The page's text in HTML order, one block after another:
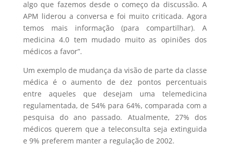
algo que fazemos desde o começo da discussão. A
APM liderou a conversa e foi muito criticada. Agora
temos mais informação (para compartilhar). A
medicina 4.0 tem mudado muito as opiniões dos
médicos a favor”.
Um exemplo de mudança da visão de parte da classe
médica é o aumento de dez pontos percentuais
entre aqueles que desejam uma telemedicina
regulamentada, de 54% para 64%, comparada com a
pesquisa do ano passado. Atualmente, 27% dos
médicos querem que a teleconsulta seja extinguida
e 9% preferem manter a regulação de 2002.